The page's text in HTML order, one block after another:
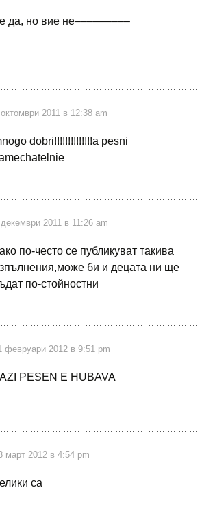
да, но вие не–––––––––
2011 в 12:38 am
dobri!!!!!!!!!!!!!!a pesni
2011 в 11:26 am
по-често се публикуват такива
би и децата ни ще
по-стойностни
февруари 2012 в 9:51 pm
PESEN E HUBAVA
март 2012 в 4:54 pm
са